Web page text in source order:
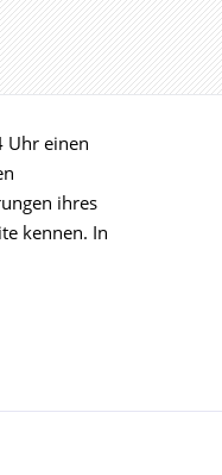
Uhr einen
ihres
kennen. In